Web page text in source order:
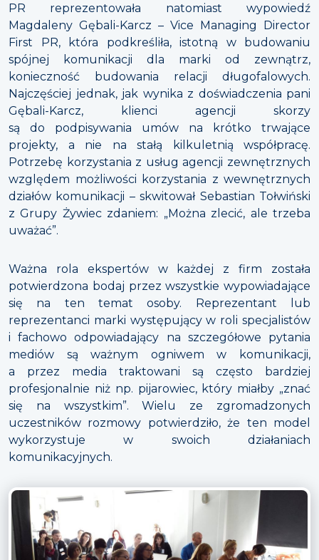
PR reprezentowała natomiast wypowiedź
Magdaleny Gębali-Karcz – Vice Managing Director
First PR, która podkreśliła, istotną w budowaniu
spójnej komunikacji dla marki od zewnątrz,
konieczność budowania relacji długofalowych.
Najczęściej jednak, jak wynika z doświadczenia pani
Gębali-Karcz, klienci agencji skorzy
są do podpisywania umów na krótko trwające
projekty, a nie na stałą kilkuletnią współpracę.
Potrzebę korzystania z usług agencji zewnętrznych
względem możliwości korzystania z wewnętrznych
działów komunikacji – skwitował Sebastian Tołwiński
z Grupy Żywiec zdaniem: „Można zlecić, ale trzeba
uważać”.
Ważna rola ekspertów w każdej z firm została
potwierdzona bodaj przez wszystkie wypowiadające
się na ten temat osoby. Reprezentant lub
reprezentanci marki występujący w roli specjalistów
i fachowo odpowiadający na szczegółowe pytania
mediów są ważnym ogniwem w komunikacji,
a przez media traktowani są często bardziej
profesjonalnie niż np. pijarowiec, który miałby „znać
się na wszystkim”. Wielu ze zgromadzonych
uczestników rozmowy potwierdziło, że ten model
wykorzystuje w swoich działaniach
komunikacyjnych.